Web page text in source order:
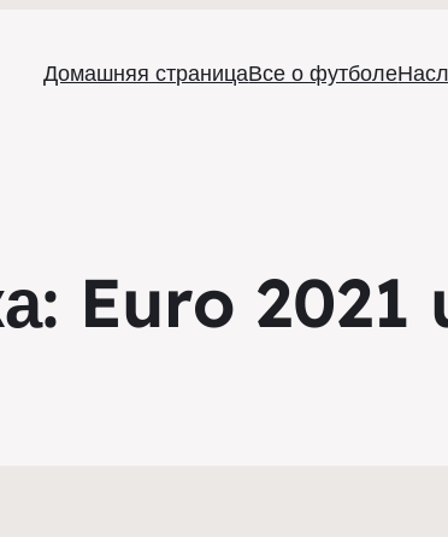
Домашняя страницаВсе о футболе
Euro 2021